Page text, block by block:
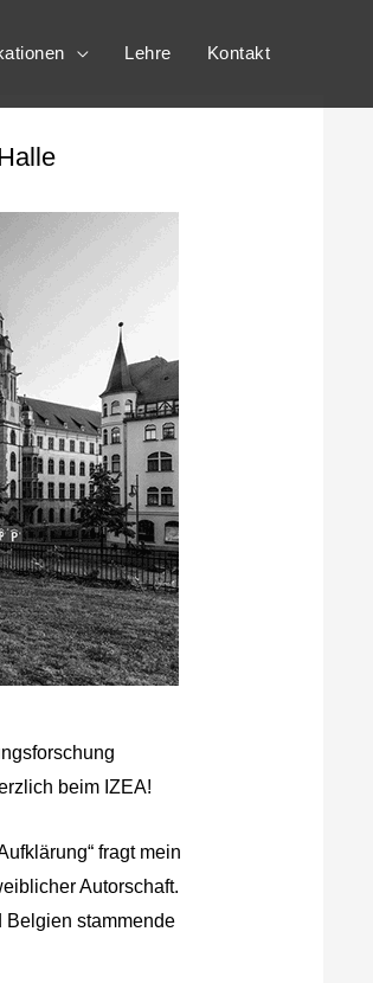
Lehre Kontakt
beim IZEA!
fragt mein
Autorschaft.
Belgien stammende